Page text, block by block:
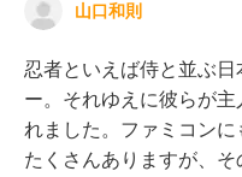
山口和則
忍者といえば侍と並ぶ
ー。それゆえに彼らが
れました。ファミコン
たくさんありますが、